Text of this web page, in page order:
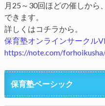
月25～30回ほどの催しから
できます。
詳しくはコチラから。
保育塾オンラインサークル
https://note.com/
保育塾ベーシック